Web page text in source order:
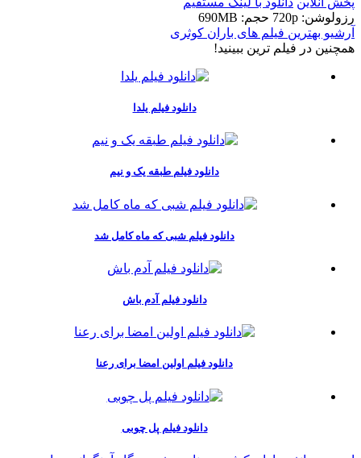
رزولوشن: 720p
حجم: 690MB
آرشیو بهترین فیلم های باران کوثری
همچنين در فيلم ترين ببينيد!
دانلود فیلم یلدا
دانلود فیلم طبقه یک و نیم
دانلود فیلم شبی که ماه کامل شد
دانلود فیلم آدم باش
دانلود فیلم اولین امضا برای رعنا
دانلود فیلم پل چوبی